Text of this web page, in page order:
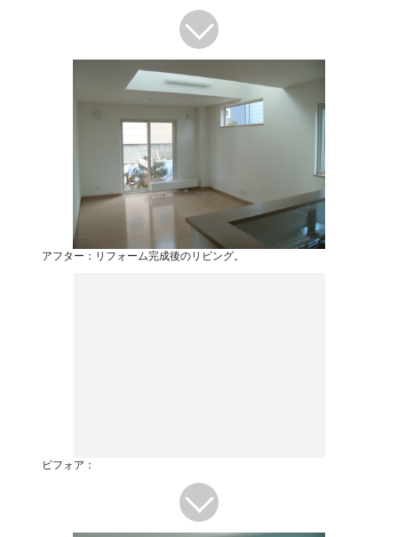
アフター：リフォーム完成後のリビング。
ビフォア：